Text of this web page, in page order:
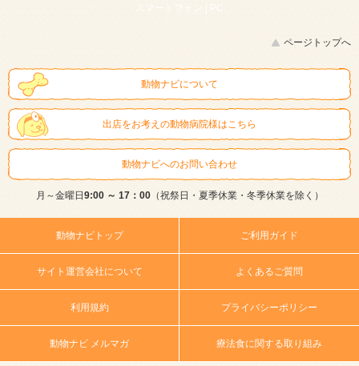
スマートフォン | PC
ページトップへ
動物ナビについて
出店をお考えの動物病院様はこちら
動物ナビへのお問い合わせ
月～金曜日 9:00 ～ 17：00（祝祭日・夏季休業・冬季休業を除く）
動物ナビトップ ご利用ガイド
サイト運営会社について よくあるご質問
利用規約 プライバシーポリシー
動物ナビ メルマガ 療法食に関する取り組み